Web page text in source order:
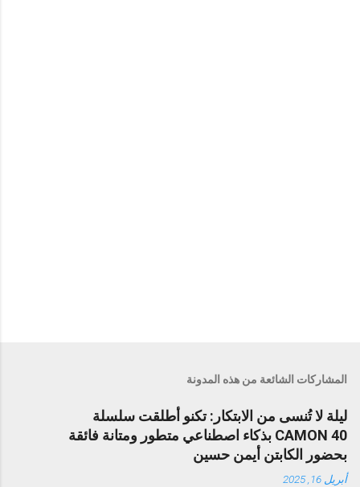
المشاركات الشائعة من هذه المدونة
ليلة لا تُنسى من الابتكار: تكنو أطلقت سلسلة
CAMON 40 بذكاء اصطناعي متطور ومتانة فائقة
بحضور الكابتن أيمن حسين
أبريل 16, 2025